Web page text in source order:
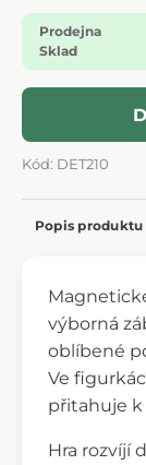
Prodejna
Sklad
Kód: DET210
Popis produktu
výborná
oblíbené
Ve
přitahuje
Hra rozvíjí